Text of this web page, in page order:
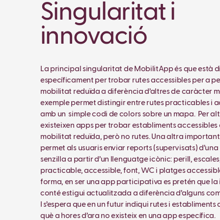
Singularitat i
innovació
La principal singularitat de MobilitApp és que està
específicament per trobar rutes accessibles per a
mobilitat reduïda a diferència d’altres de caràcter
exemple permet distingir entre rutes practicables i
amb un simple codi de colors sobre un mapa. Per
existeixen apps per trobar establiments accessibles
mobilitat reduïda, però no rutes. Una altra
permet als usuaris enviar reports (supervisats)
senzilla a partir d’un llenguatge icònic: perill,
practicable, accessible, font, WC i platges
forma, en ser una app participativa es pretén que
conté estigui actualitzada a diferència d’alguns
I s’espera que en un futur indiqui rutes i
què a hores d’ara no existeix en una app específica.